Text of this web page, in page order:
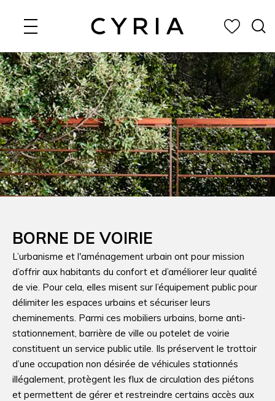
BORNE DE VOIRIE
L’urbanisme et l'aménagement urbain ont pour mission
d’offrir aux habitants du confort et d’améliorer leur qualité
de vie. Pour cela, elles misent sur l’équipement public pour
délimiter les espaces urbains et sécuriser leurs
cheminements. Parmi ces mobiliers urbains, borne anti-
stationnement, barrière de ville ou potelet de voirie
constituent un service public utile. Ils préservent le trottoir
d’une occupation non désirée de véhicules stationnés
illégalement, protègent les flux de circulation des piétons
et permettent de gérer et restreindre certains accès aux